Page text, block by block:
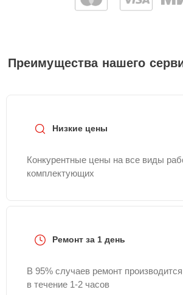
Преимущества нашего
Низкие цены
Конкурентные цены на все виды
комплектующих
Ремонт за 1 день
В 95% случаев ремонт
в течение 1-2 часов